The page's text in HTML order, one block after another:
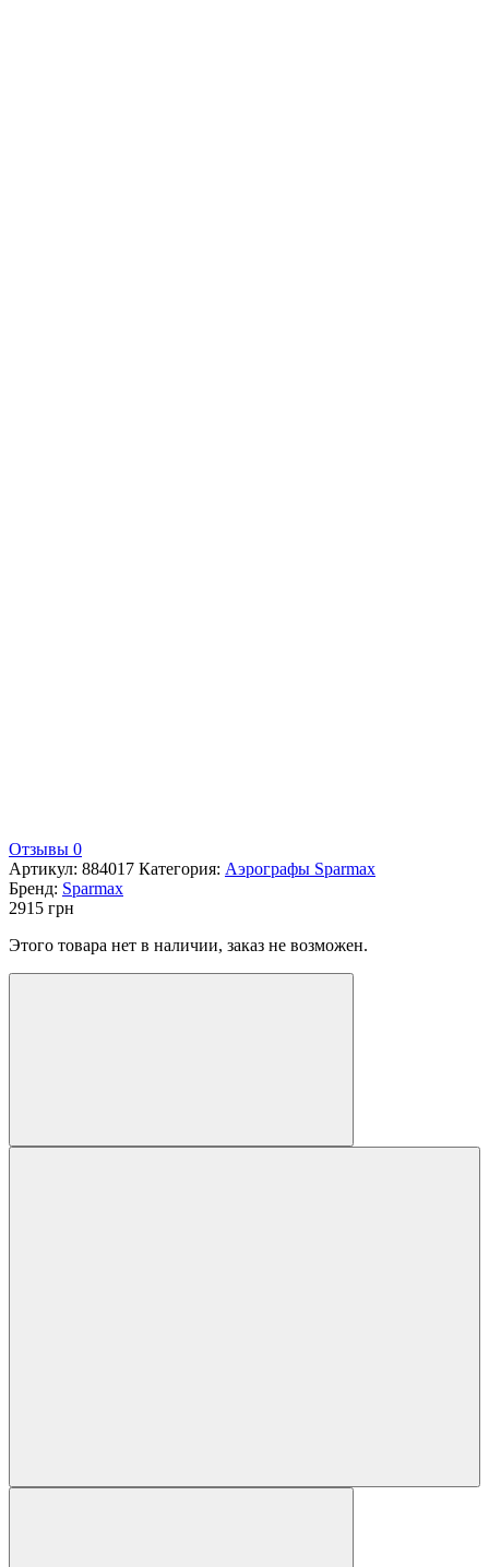
Отзывы 0
Артикул: 884017 Категория: Аэрографы Sparmax
Бренд: Sparmax
2915 грн
Этого товара нет в наличии, заказ не возможен.